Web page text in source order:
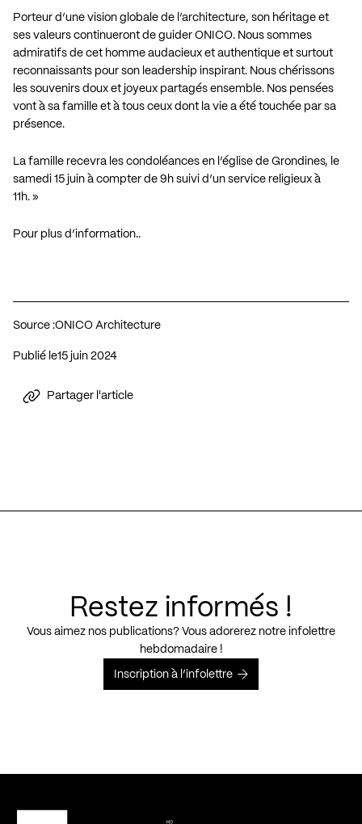
Porteur d’une vision globale de l’architecture, son héritage et
ses valeurs continueront de guider ONICO. Nous sommes
admiratifs de cet homme audacieux et authentique et surtout
reconnaissants pour son leadership inspirant. Nous chérissons
les souvenirs doux et joyeux partagés ensemble. Nos pensées
vont à sa famille et à tous ceux dont la vie a été touchée par sa
présence.
La famille recevra les condoléances en l’église de Grondines, le
samedi 15 juin à compter de 9h suivi d’un service religieux à
11h. »
Pour plus d’information..
Source :ONICO Architecture
Publié le 15 juin 2024
Partager l'article
Restez informés !
Vous aimez nos publications? Vous adorerez notre infolettre
hebdomadaire !
Inscription à l’infolettre